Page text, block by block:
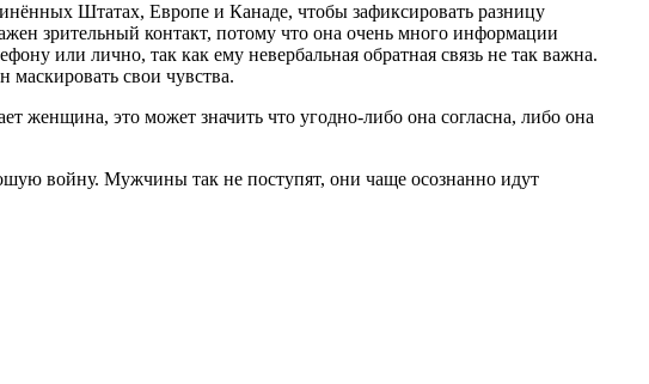
Штатах, Европе и Канаде, чтобы зафиксировать разницу
зрительный контакт, потому что она очень много информации
или лично, так как ему невербальная обратная связь не так важна.
маскировать свои чувства.
женщина, это может значить что угодно-либо она согласна, либо она
войну. Мужчины так не поступят, они чаще осознанно идут